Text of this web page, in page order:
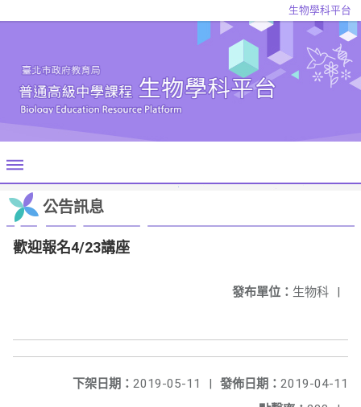
生物學科平台
公告訊息
歡迎報名4/23講座
發布單位： 生物科 |
發佈日期： 2019-04-11
下架日期： 2019-05-11
|